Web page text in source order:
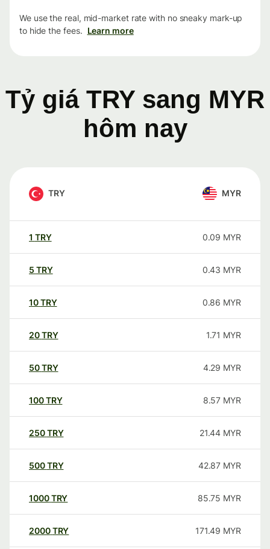
We use the real, mid-market rate with no sneaky mark-up
to hide the fees. Learn more
Tỷ giá TRY sang MYR
hôm nay
TRY MYR
1 TRY 0.09 MYR
5 TRY 0.43 MYR
10TRY 0.86 MYR
20TRY 1.71 MYR
50TRY 4.29 MYR
100TRY 8.57 MYR
250TRY 21.44 MYR
500TRY 42.87 MYR
1000TRY 85.75 MYR
2000TRY 171.49 MYR